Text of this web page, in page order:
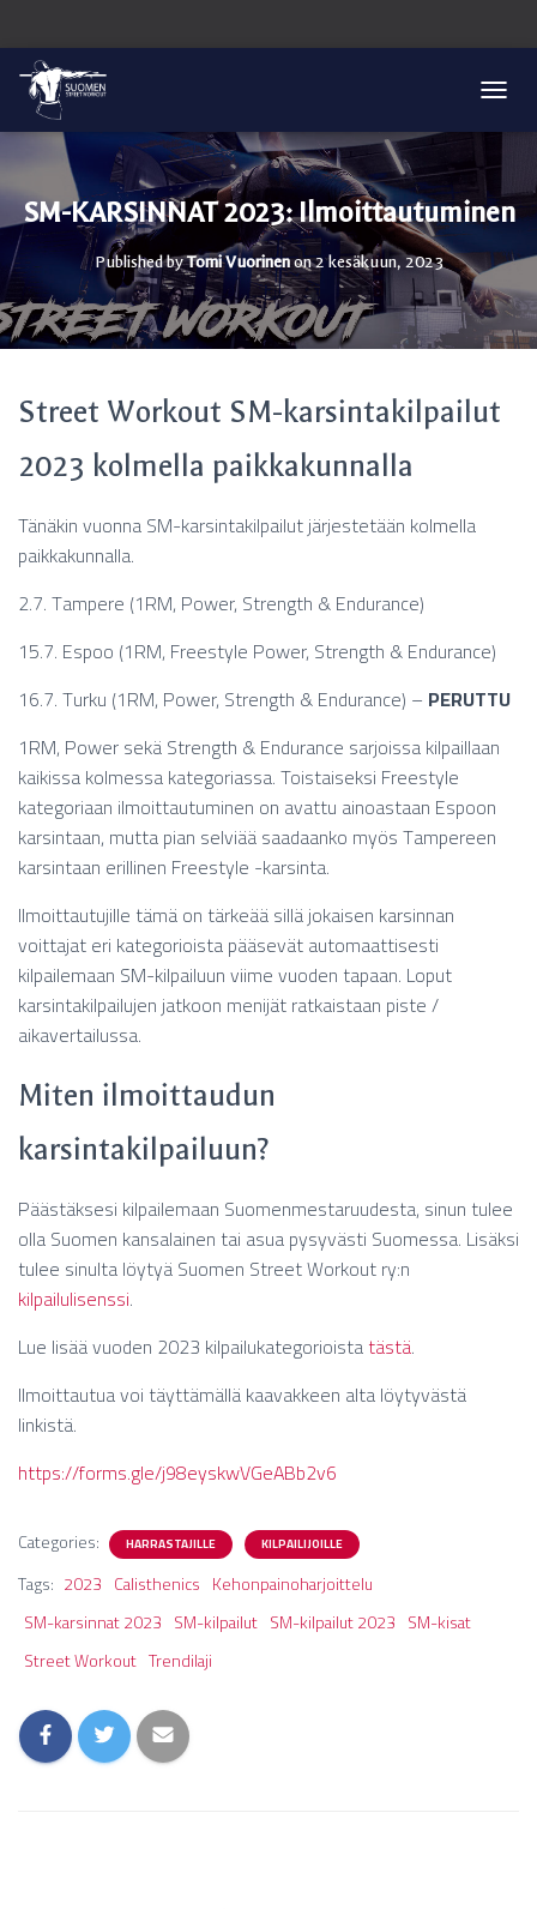
O
L
E
N
A
V
I
G
I
O
SM-KARSINNAT 2023: Ilmoittautuminen
Published byTomi Vuorinenon2 kesäkuun, 2023
Street Workout SM-karsintakilpailut
2023 kolmella paikkakunnalla
Tänäkin vuonna SM-karsintakilpailut järjestetään kolmella
paikkakunnalla.
2.7. Tampere (1RM, Power, Strength & Endurance)
15.7. Espoo (1RM, Freestyle Power, Strength & Endurance)
16.7. Turku (1RM, Power, Strength & Endurance) – PERUTTU
1RM, Power sekä Strength & Endurance sarjoissa kilpaillaan
kaikissa kolmessa kategoriassa. Toistaiseksi Freestyle
kategoriaan ilmoittautuminen on avattu ainoastaan Espoon
karsintaan, mutta pian selviää saadaanko myös Tampereen
karsintaan erillinen Freestyle -karsinta.
Ilmoittautujille tämä on tärkeää sillä jokaisen karsinnan
voittajat eri kategorioista pääsevät automaattisesti
kilpailemaan SM-kilpailuun viime vuoden tapaan. Loput
karsintakilpailujen jatkoon menijät ratkaistaan piste /
aikavertailussa.
Miten ilmoittaudun
karsintakilpailuun?
Päästäksesi kilpailemaan Suomenmestaruudesta, sinun tulee
olla Suomen kansalainen tai asua pysyvästi Suomessa. Lisäksi
tulee sinulta löytyä Suomen Street Workout ry:n
kilpailulisenssi.
Lue lisää vuoden 2023 kilpailukategorioistatästä.
Ilmoittautua voi täyttämällä kaavakkeen alta löytyvästä
linkistä.
https://forms.gle/j98eyskwVGeABb2v6
Categories: HARRASTAJILLE KILPAILIJOILLE
Tags: 2023 Calisthenics Kehonpainoharjoittelu
SM-karsinnat 2023 SM-kilpailut SM-kilpailut 2023 SM-kisat
Street Workout Trendilaji